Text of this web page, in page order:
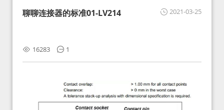
2021-03-25
聊聊连接器的标准01-LV214
16283 1